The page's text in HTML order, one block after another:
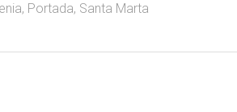
, Portada, Santa Marta